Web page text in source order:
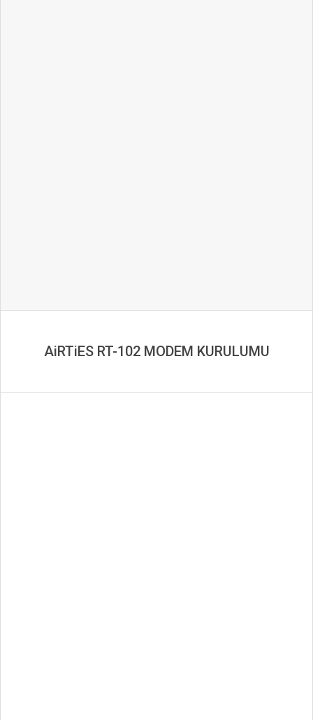
AiRTiES RT-102 MODEM KURULUMU